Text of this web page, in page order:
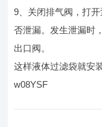
9、关闭排气阀，打
否泄漏。发生泄漏时
出口阀。
这样液体过滤袋就安
w08YSF